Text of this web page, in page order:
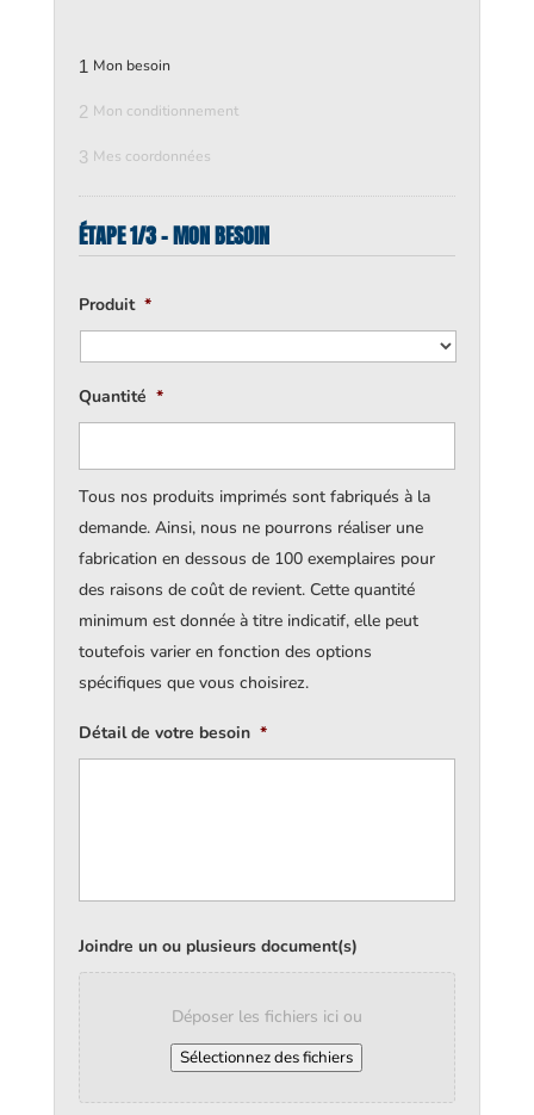
1 Mon besoin
2 Mon conditionnement
3 Mes coordonnées
ÉTAPE 1/3 - MON BESOIN
Produit *
Quantité *
Tous nos produits imprimés sont fabriqués à la
demande. Ainsi, nous ne pourrons réaliser une
fabrication en dessous de 100 exemplaires pour
des raisons de coût de revient. Cette quantité
minimum est donnée à titre indicatif, elle peut
toutefois varier en fonction des options
spécifiques que vous choisirez.
Détail de votre besoin *
Joindre un ou plusieurs document(s)
Déposer les fichiers ici ou
Sélectionnez des fichiers